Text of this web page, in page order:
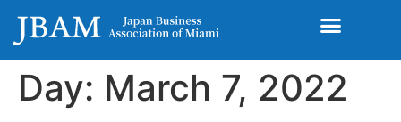
Day: March 7, 2022